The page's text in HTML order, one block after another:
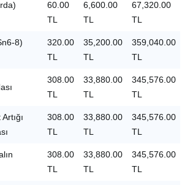
60.00
TL
6,600.00
TL
67,320.00
TL
8)
320.00
TL
35,200.00
TL
359,040.00
TL
308.00
TL
33,880.00
TL
345,576.00
TL
308.00
TL
33,880.00
TL
345,576.00
TL
308.00
TL
33,880.00
TL
345,576.00
TL